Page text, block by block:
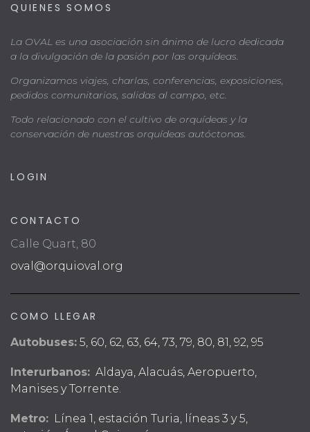
QUIENES SOMOS
La OVAL es una asociación sin ánimo de lucro dedicada
a la divulgación de la pasión por las orquídeas.
Organizamos viajes, charlas, conferencias, exposiciones,
pedidos comunitarios, salidas al campo, etc.
Todo relacionado con el cultivo de orquídeas y la
conservación de nuestras orquídeas autóctonas.
LOGIN
CONTACTO
Calle Quart, 80
oval@orquioval.org
COMO LLEGAR
Autobuses: 5, 60, 62, 63, 64, 73, 79, 80, 81, 92, 95
Interurbanos: Aldaya, Alacuás, Aeropuerto,
Manises y Torrente.
Metro: Línea 1, estación Turia, líneas 3 y 5,